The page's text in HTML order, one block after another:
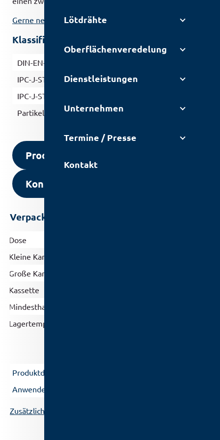
Gerne nehmen wir Ihre Anfrage entgegen.
Klassifizierung
DIN-EN-ISO-9454-1: 2016
IPC-J-STD-004-A: 2004
REL0
IPC-J-STD-005: 1995 (Pulver)
Partikelgröße
25-45
Produkt anfragen
Kontakt aufnehmen
Verpackung und Lagerung
Dose
Kleine Kartusche
Große Kartusche
Kassette
Mindesthaltbarkeit (Monate)
Lagertemperatur
Zusätzliche Dokumentation
Lötdrähte
Oberflächen­veredelung
Dienstleistungen
Unternehmen
Termine / Presse
Kontakt